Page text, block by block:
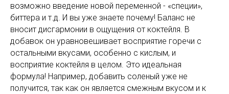
возможно введение новой переменной - «специи»,
биттера и т.д. И вы уже знаете почему! Баланс не
вносит дисгармонии в ощущения от коктейля. В
добавок он уравновешивает восприятие горечи с
остальными вкусами, особенно с кислым, и
восприятие коктейля в целом. Это идеальная
формула! Например, добавить соленый уже не
получится, так как он является смежным вкусом и к